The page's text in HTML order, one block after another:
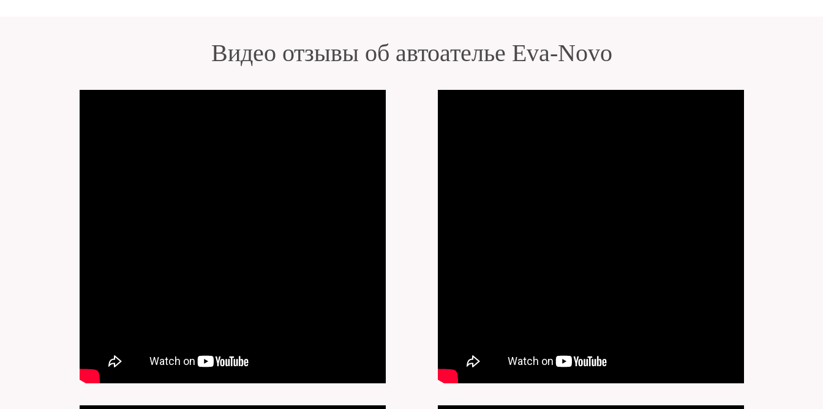
Видео отзывы об автоателье Eva-Novo